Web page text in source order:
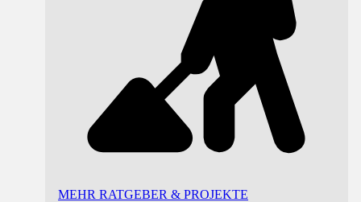
MEHR RATGEBER & PROJEKTE